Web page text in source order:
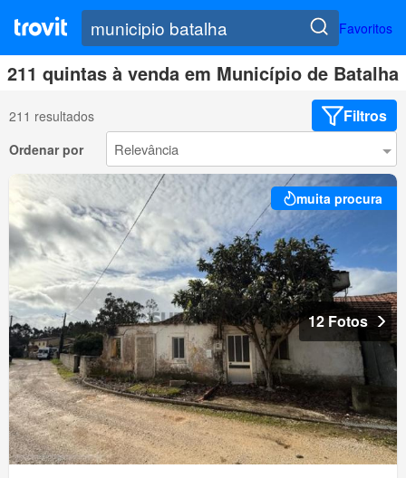
Favoritos
211 quintas à venda em Município de Batalha
211 resultados Filtros
Ordenar por
muita procura
12 Fotos